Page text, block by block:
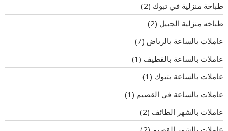
طباخة منزلية في تبوك (2)
طباخه منزلية الجبيل (2)
عاملات بالساعة بالرياض (7)
عاملات بالساعة بالقطيف (1)
عاملات بالساعة بتبوك (1)
عاملات بالساعة في القصيم (1)
عاملات بالشهر الطائف (2)